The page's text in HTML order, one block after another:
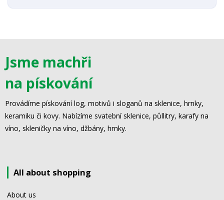
Jsme machři
na pískování
Provádíme pískování log, motivů i sloganů na sklenice, hrnky,
keramiku či kovy. Nabízíme svatební sklenice, půllitry, karafy na
víno, skleničky na víno, džbány, hrnky.
All about shopping
About us